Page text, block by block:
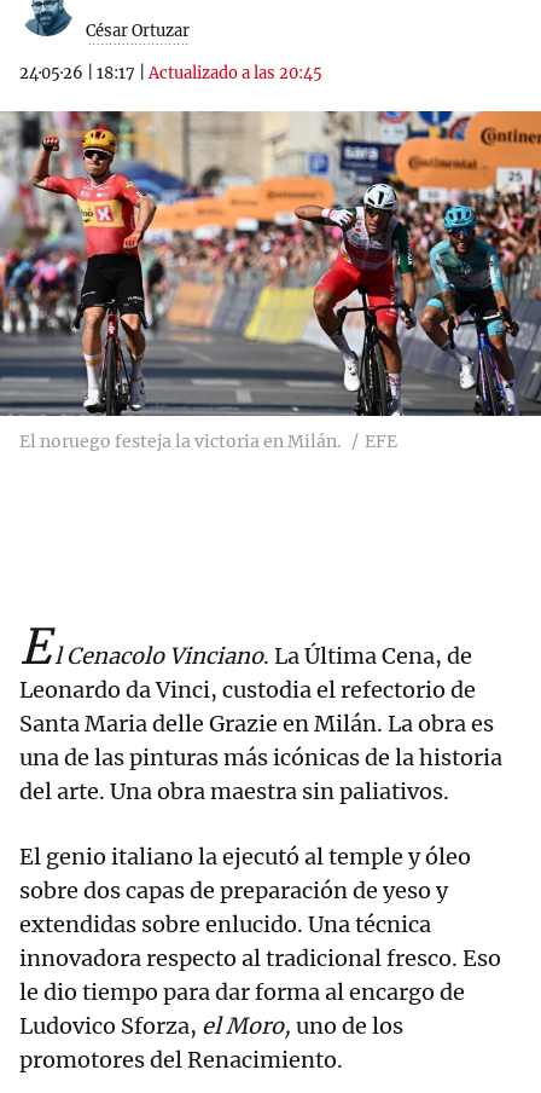
César Ortuzar
24·05·26 18:17 |Actualizado a las 20:45
El noruego festeja la victoria en Milán. EFE
El Cenacolo Vinciano. La Última Cena, de
Leonardo da Vinci, custodia el refectorio de
Santa Maria delle Grazie en Milán. La obra es
una de las pinturas más icónicas de la historia
del arte. Una obra maestra sin paliativos.
El genio italiano la ejecutó al temple y óleo
sobre dos capas de preparación de yeso y
extendidas sobre enlucido. Una técnica
innovadora respecto al tradicional fresco. Eso
le dio tiempo para dar forma al encargo de
Ludovico Sforza, el Moro, uno de los
promotores del Renacimiento.